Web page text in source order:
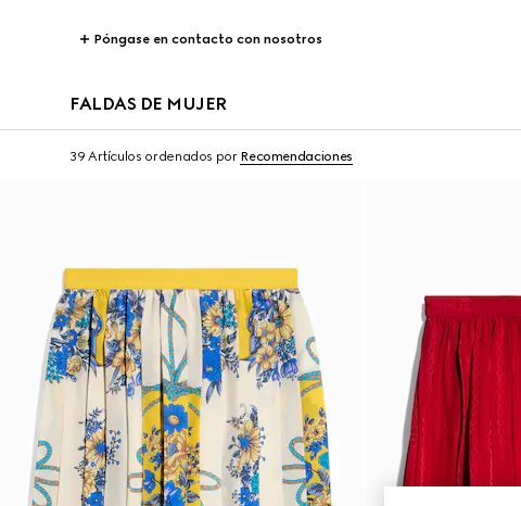
Póngase en contacto con nosotros
FALDAS DE MUJER
39 Artículos ordenados por Recomendaciones